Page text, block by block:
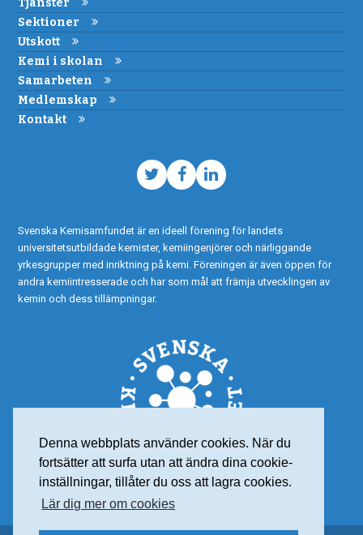
Denna webbplats använder cookies. När du
fortsätter att surfa utan att ändra dina cookie-
inställningar, tillåter du oss att lagra cookies.
Lär dig mer om cookies
Tjänster
Sektioner
Utskott
Kemi i skolan
Samarbeten
Medlemskap
Kontakt
TwitterFacebook
LinkedIn
Svenska Kemisamfundet är en ideell förening för landets
universitetsutbildade kemister, kemiingenjörer och närliggande
yrkesgrupper med inriktning på kemi. Föreningen är även öppen för
andra kemiintresserade och har som mål att främja utvecklingen av
kemin och dess tillämpningar.